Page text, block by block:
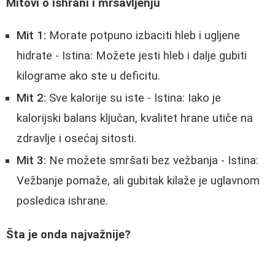
Mitovi o ishrani i mršavljenju
Mit 1: Morate potpuno izbaciti hleb i ugljene
hidrate - Istina: Možete jesti hleb i dalje gubiti
kilograme ako ste u deficitu.
Mit 2: Sve kalorije su iste - Istina: Iako je
kalorijski balans ključan, kvalitet hrane utiče na
zdravlje i osećaj sitosti.
Mit 3: Ne možete smršati bez vežbanja - Istina:
Vežbanje pomaže, ali gubitak kilaže je uglavnom
posledica ishrane.
Šta je onda najvažnije?